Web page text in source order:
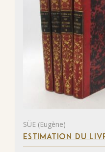
SÜE (Eugène)
ESTIMATION DU